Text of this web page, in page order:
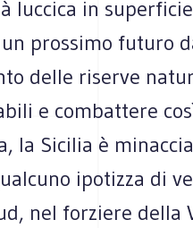
luccica in
prossimo futuro
delle riserve
e combattere
la Sicilia è
ipotizza di
nel forziere della